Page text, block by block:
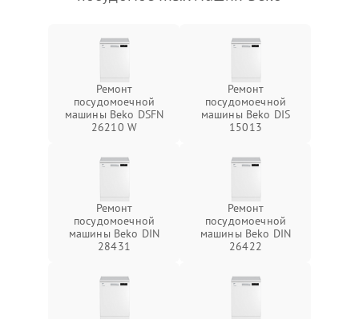
Ремонт
посудомоечной
машины Beko DSFN
26210 W
Ремонт
посудомоечной
машины Beko DIS
15013
Ремонт
посудомоечной
машины Beko DIN
28431
Ремонт
посудомоечной
машины Beko DIN
26422